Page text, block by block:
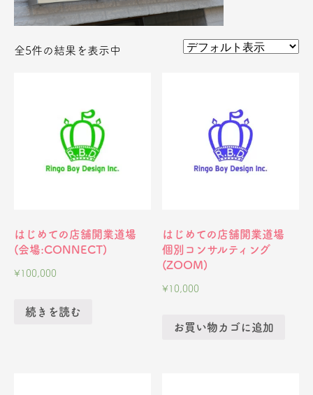
全5件の結果を表示中
はじめての店舗開業道場
(会場:CONNECT)
¥100,000
続きを読む
はじめての店舗開業道場
個別コンサルティング
(ZOOM)
¥10,000
お買い物カゴに追加